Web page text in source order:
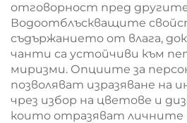
отговорност пред
Водоотблъскващите
съдържанието от влага,
чанти са устойчиви към
миризми. Опциите за
позволяват изразяване на
чрез избор на цветове и
които отразяват личните